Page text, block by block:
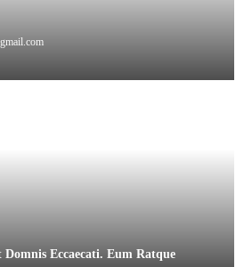
Eccaecati. Eum Ratque